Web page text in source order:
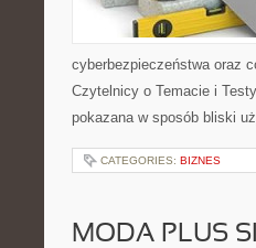
cyberbezpieczeństwa oraz
Czytelnicy o Temacie i
pokazana w sposób bliski
CATEGORIES: BIZNES
MODA PLUS